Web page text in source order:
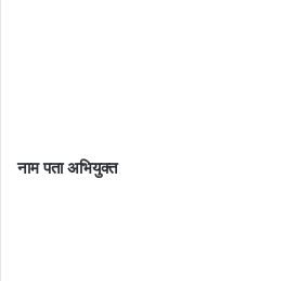
नाम पता अभियुक्त